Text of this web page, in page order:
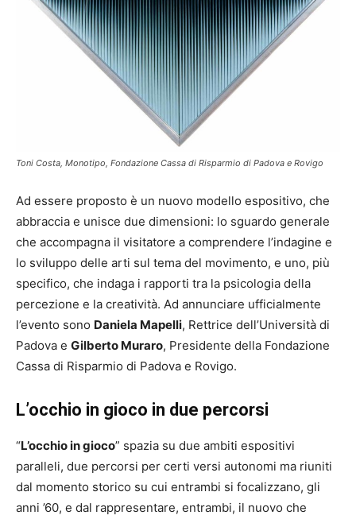
Toni Costa, Monotipo, Fondazione Cassa di Risparmio di Padova e Rovigo
Ad essere proposto è un nuovo modello espositivo, che
abbraccia e unisce due dimensioni: lo sguardo generale
che accompagna il visitatore a comprendere l’indagine e
lo sviluppo delle arti sul tema del movimento, e uno, più
specifico, che indaga i rapporti tra la psicologia della
percezione e la creatività. Ad annunciare ufficialmente
l’evento sono Daniela Mapelli, Rettrice dell’Università di
Padova e Gilberto Muraro, Presidente della Fondazione
Cassa di Risparmio di Padova e Rovigo.
L’occhio in gioco in due percorsi
“L’occhio in gioco” spazia su due ambiti espositivi
paralleli, due percorsi per certi versi autonomi ma riuniti
dal momento storico su cui entrambi si focalizzano, gli
anni ’60, e dal rappresentare, entrambi, il nuovo che